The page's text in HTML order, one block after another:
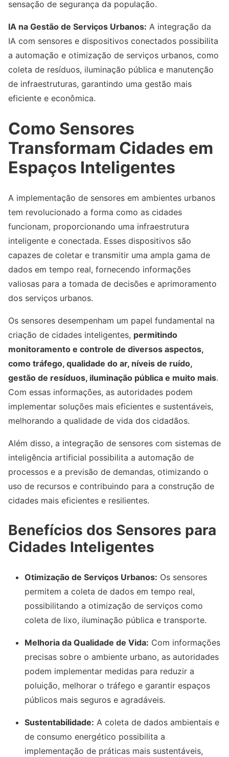
sensação de segurança da população.
IA na Gestão de Serviços Urbanos: A integração da
IA com sensores e dispositivos conectados possibilita
a automação e otimização de serviços urbanos, como
coleta de resíduos, iluminação pública e manutenção
de infraestruturas, garantindo uma gestão mais
eficiente e econômica.
Como Sensores
Transformam Cidades em
Espaços Inteligentes
A implementação de sensores em ambientes urbanos
tem revolucionado a forma como as cidades
funcionam, proporcionando uma infraestrutura
inteligente e conectada. Esses dispositivos são
capazes de coletar e transmitir uma ampla gama de
dados em tempo real, fornecendo informações
valiosas para a tomada de decisões e aprimoramento
dos serviços urbanos.
Os sensores desempenham um papel fundamental na
criação de cidades inteligentes, permitindo
monitoramento e controle de diversos aspectos,
como tráfego, qualidade do ar, níveis de ruído,
gestão de resíduos, iluminação pública e muito mais.
Com essas informações, as autoridades podem
implementar soluções mais eficientes e sustentáveis,
melhorando a qualidade de vida dos cidadãos.
Além disso, a integração de sensores com sistemas de
inteligência artificial possibilita a automação de
processos e a previsão de demandas, otimizando o
uso de recursos e contribuindo para a construção de
cidades mais eficientes e resilientes.
Benefícios dos Sensores para
Cidades Inteligentes
Otimização de Serviços Urbanos: Os sensores
permitem a coleta de dados em tempo real,
possibilitando a otimização de serviços como
coleta de lixo, iluminação pública e transporte.
Melhoria da Qualidade de Vida: Com informações
precisas sobre o ambiente urbano, as autoridades
podem implementar medidas para reduzir a
poluição, melhorar o tráfego e garantir espaços
públicos mais seguros e agradáveis.
Sustentabilidade: A coleta de dados ambientais e
de consumo energético possibilita a
implementação de práticas mais sustentáveis,